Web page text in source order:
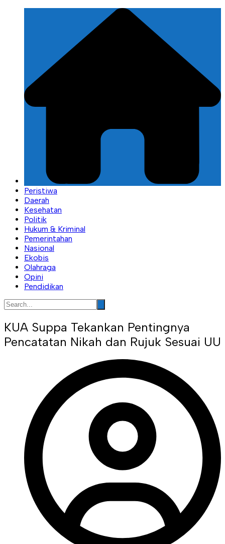
Peristiwa
Daerah
Kesehatan
Politik
Hukum & Kriminal
Pemerintahan
Nasional
Ekobis
Olahraga
Opini
Pendidikan
KUA Suppa Tekankan Pentingnya
Pencatatan Nikah dan Rujuk Sesuai UU